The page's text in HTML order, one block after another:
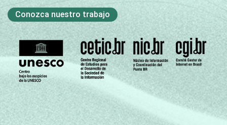
Conozca nuestro trabajo